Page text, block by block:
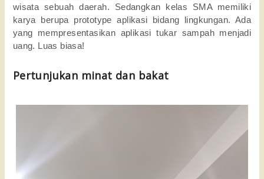
wisata sebuah daerah. Sedangkan kelas SMA memiliki
karya berupa prototype aplikasi bidang lingkungan. Ada
yang mempresentasikan aplikasi tukar sampah menjadi
uang. Luas biasa!
Pertunjukan minat dan bakat